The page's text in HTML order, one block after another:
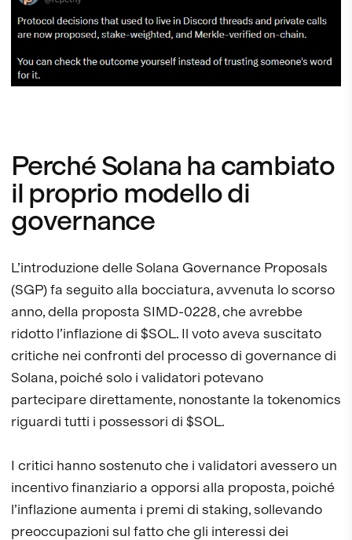
Perché Solana ha cambiato
il proprio modello di
governance
L’introduzione delle Solana Governance Proposals
(SGP) fa seguito alla bocciatura, avvenuta lo scorso
anno, della proposta SIMD-0228, che avrebbe
ridotto l’inflazione di $SOL. Il voto aveva suscitato
critiche nei confronti del processo di governance di
Solana, poiché solo i validatori potevano
partecipare direttamente, nonostante la tokenomics
riguardi tutti i possessori di $SOL.
I critici hanno sostenuto che i validatori avessero un
incentivo finanziario a opporsi alla proposta, poiché
l’inflazione aumenta i premi di staking, sollevando
preoccupazioni sul fatto che gli interessi dei